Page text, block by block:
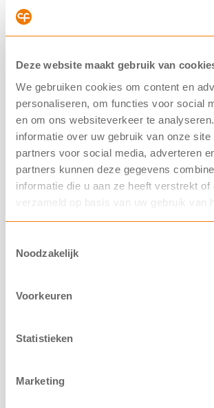
Deze website maakt gebruik van
We gebruiken cookies om content en
personaliseren, om functies voor social
en om ons websiteverkeer te
informatie over uw gebruik van onze site
partners voor social media, adverteren
partners kunnen deze gegevens
informatie die u aan ze heeft verstrekt of
verzameld op basis van uw gebruik van
Noodzakelijk
Voorkeuren
Statistieken
Marketing
Van der Lely Foundation
bedrag in gentherapie
onderzoek naar gene editing, een vorm
15/07/2026